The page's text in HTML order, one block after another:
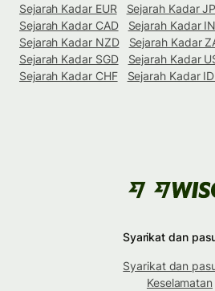
Sejarah Kadar EUR
Sejarah Kadar
Sejarah Kadar CAD
Sejarah Kadar
Sejarah Kadar NZD
Sejarah Kadar
Sejarah Kadar SGD
Sejarah Kadar
Sejarah Kadar CHF
Sejarah Kadar
Syarikat dan
Syarikat dan
Keselamatan